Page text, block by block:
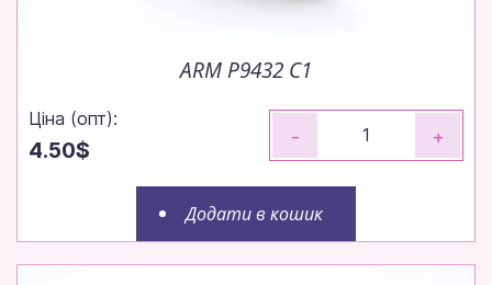
ARM P9432 C1
Ціна (опт):
4.50$
- +
Додати в кошик